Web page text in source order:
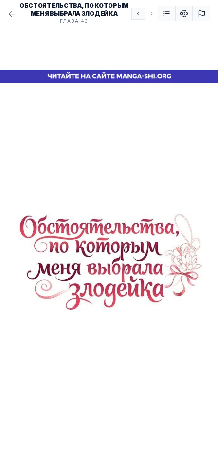
ОБСТОЯТЕЛЬСТВА, ПО КОТОРЫМ
МЕНЯ ВЫБРАЛА ЗЛОДЕЙКА
ГЛАВА 43